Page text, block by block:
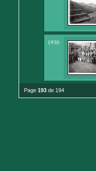
1930
Page 193 de 194